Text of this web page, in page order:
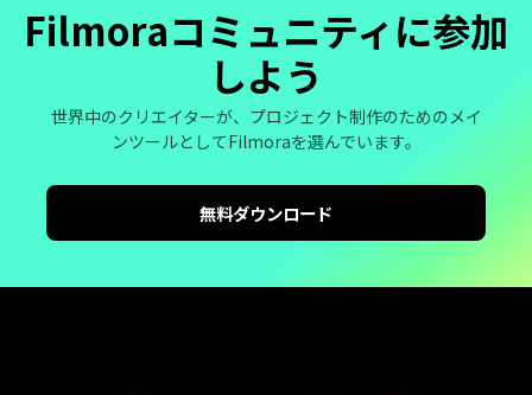
Filmoraコミュニティに参加
しよう
世界中のクリエイターが、プロジェクト制作のためのメイ
ンツールとしてFilmoraを選んでいます。
無料ダウンロード